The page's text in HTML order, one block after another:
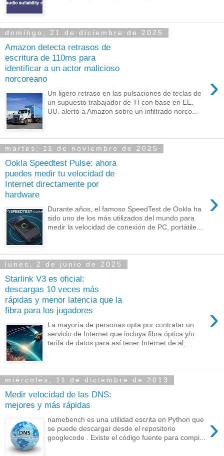
domingo, 21 de diciembre de 2025
Amazon detecta retrasos de
escritura de 110ms para
identificar a un actor malicioso
norcoreano
›
Un ligero retraso en las pulsaciones de teclas de
un supuesto trabajador de TI con base en EE.
UU. alertó a Amazon sobre un infiltrado norco...
martes, 11 de noviembre de 2025
Ookla Speedtest Pulse: ahora
puedes medir tu velocidad de
Internet directamente por
hardware
›
Durante años, el famoso SpeedTest de Ookla ha
sido uno de los más utilizados del mundo para
medir la velocidad de conexión de PC, portátile...
lunes, 2 de junio de 2025
Starlink V3 es oficial:
descargas 10 veces más
rápidas y menor latencia que la
fibra para los jugadores
›
La mayoría de personas opta por contratar un
servicio de Internet que incluya fibra óptica y/o
tarifa de datos para así tener Internet de al...
miércoles, 11 de diciembre de 2013
Medir velocidad de las DNS:
mejores y más rápidas
›
namebench es una utilidad escrita en Python que
se puede descargar desde el repositorio
googlecode . Existe el código fuente para compi...